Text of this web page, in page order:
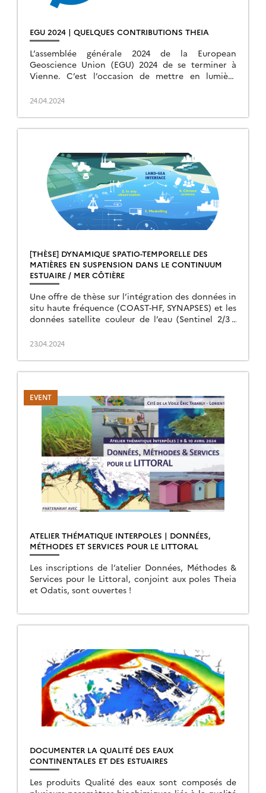
EGU 2024 | QUELQUES CONTRIBUTIONS THEIA
L’assemblée générale 2024 de la European
Geoscience Union (EGU) 2024 de se terminer à
Vienne. C’est l’occasion de mettre en lumière
THEIA.
24.04.2024
[THÈSE] DYNAMIQUE SPATIO-TEMPORELLE DES
MATIÈRES EN SUSPENSION DANS LE CONTINUUM
ESTUAIRE / MER CÔTIÈRE
Une offre de thèse sur l’intégration des données in
situ haute fréquence (COAST-HF, SYNAPSES) et les
données satellite couleur de l’eau (Sentinel 2/3 -
connaissance de l’interface terre-mer.
23.04.2024
ATELIER THÉMATIQUE INTERPOLES | DONNÉES,
MÉTHODES ET SERVICES POUR LE LITTORAL
Les inscriptions de l’atelier Données, Méthodes &
Services pour le Littoral, conjoint aux poles Theia
et Odatis, sont ouvertes !
DOCUMENTER LA QUALITÉ DES EAUX
CONTINENTALES ET DES ESTUAIRES
Les produits Qualité des eaux sont composés de